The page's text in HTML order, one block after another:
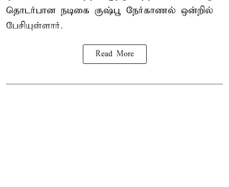
தொடர்பான நடிகை குஷ்பூ நேர்காணல் ஒன்றில்
பேசியுள்ளார்.
Read More